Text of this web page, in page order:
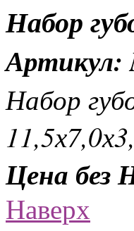
Набор
Артикул:
Набор
Цена без
Наверх